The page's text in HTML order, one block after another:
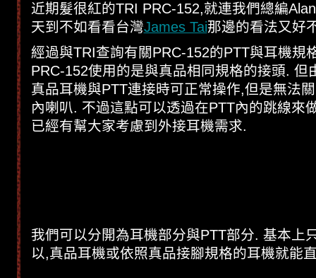
近期髮很紅的TRI PRC-152,就連我們總編
天到不如看看台灣James Tai那邊的看法又好
經過與TRI查詢有關PRC-152的PTT與耳機規
PRC-152使用的是與真品相同規格的接頭. 但
真品耳機與PTT連接時可正常操作,但是無法
內喇叭. 不過這點可以透過在PTT內的跳線來
已經有幫大家考慮到外接耳機需求.
我們可以分開為耳機部分與PTT部分. 基本上
以,真品耳機或依照真品接腳規格的耳機就能